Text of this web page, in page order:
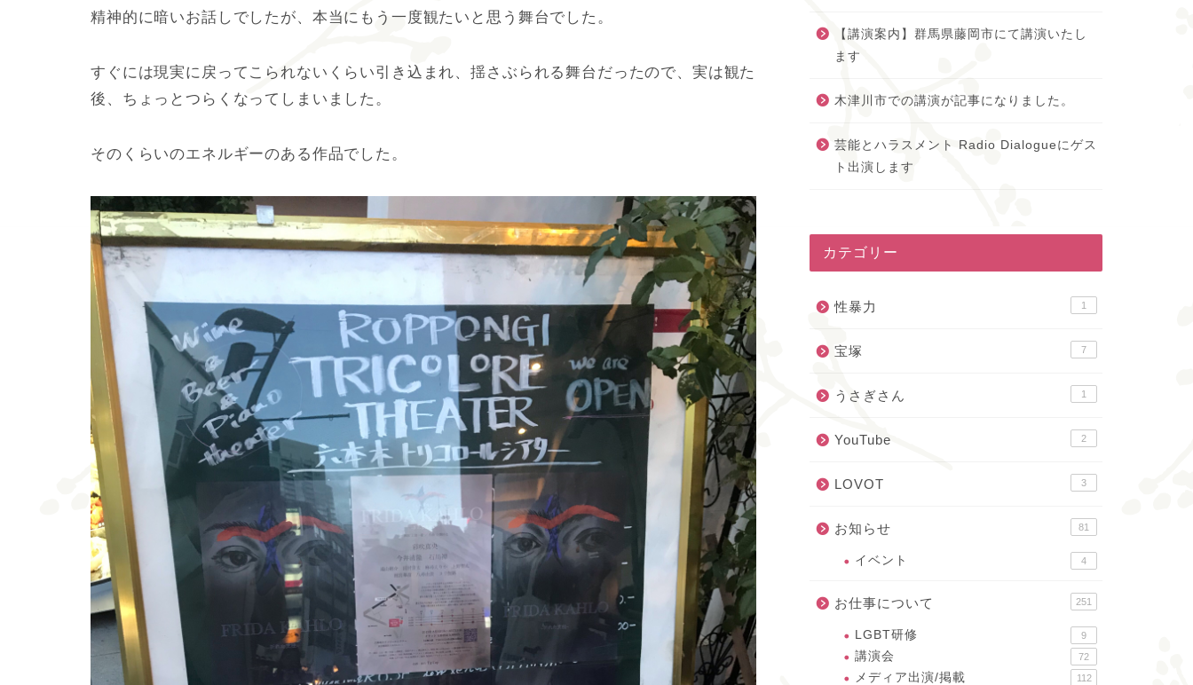
精神的に暗いお話しでしたが、本当にもう一度観たいと思う舞台でした。
すぐには現実に戻ってこられないくらい引き込まれ、揺さぶられる舞台だったので、実は観た
後、ちょっとつらくなってしまいました。
そのくらいのエネルギーのある作品でした。
【講演案内】群馬県藤岡市にて講演いたし
ます
木津川市での講演が記事になりました。
芸能とハラスメント Radio Dialogueにゲス
ト出演します
カテゴリー
性暴力 1
宝塚 7
うさぎさん 1
YouTube 2
LOVOT 3
お知らせ 81
イベント 4
お仕事について 251
LGBT研修 9
講演会 72
メディア出演/掲載 112